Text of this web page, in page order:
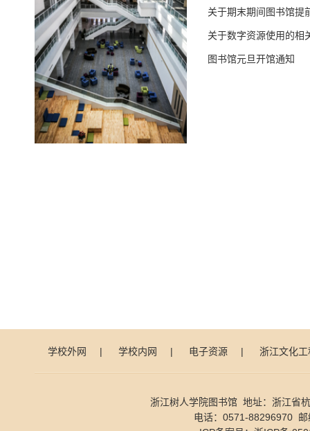
关于期末期间图书馆提
关于数字资源使用的相
图书馆元旦开馆通知
学校外网 | 学校内网 | 电子资源 | 浙江文化工
浙江树人学院图书馆 地址：浙江省
电话：0571-88296970 邮